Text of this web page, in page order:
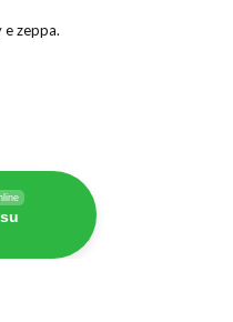
e zeppa.